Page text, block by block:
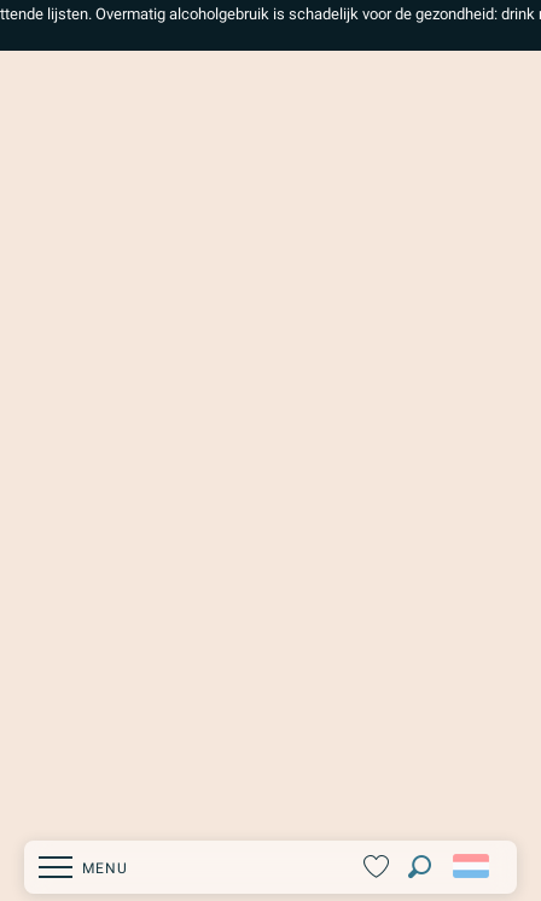
MENU
Zoek op
lijsten. Overmatig alcoholgebruik is schadelijk voor de gezondheid: drink